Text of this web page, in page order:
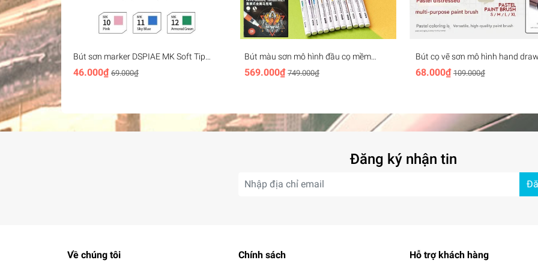
Bút sơn marker DSPIAE MK Soft Tip
draw brush Basic mecha color Acrylic
Water-based
46.000₫ 69.000₫
Bút màu sơn mô hình đầu cọ mềm
Acrylic Marker Doloha (Basic, Metallic
Color Series)
569.000₫ 749.000₫
Bút cọ vẽ sơn mô hình hand
multi-function brush pastel
paint dry sweep Hobby Mio
68.000₫ 109.000₫
Đăng ký nhận tin
Về chúng tôi Chính sách Hỗ trợ khách hàng